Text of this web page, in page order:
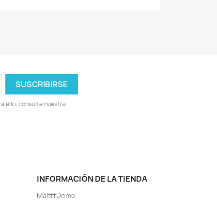
ello, consulte nuestra
INFORMACIÓN DE LA TIENDA
MaltttDemo